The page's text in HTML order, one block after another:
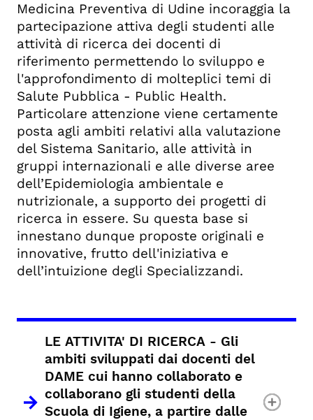
Medicina Preventiva di Udine incoraggia la
partecipazione attiva degli studenti alle
attività di ricerca dei docenti di
riferimento permettendo lo sviluppo e
l'approfondimento di molteplici temi di
Salute Pubblica - Public Health.
Particolare attenzione viene certamente
posta agli ambiti relativi alla valutazione
del Sistema Sanitario, alle attività in
gruppi internazionali e alle diverse aree
dell’Epidemiologia ambientale e
nutrizionale, a supporto dei progetti di
ricerca in essere. Su questa base si
innestano dunque proposte originali e
innovative, frutto dell'iniziativa e
dell’intuizione degli Specializzandi.
LE ATTIVITA' DI RICERCA - Gli
ambiti sviluppati dai docenti del
DAME cui hanno collaborato e
collaborano gli studenti della
Scuola di Igiene, a partire dalle